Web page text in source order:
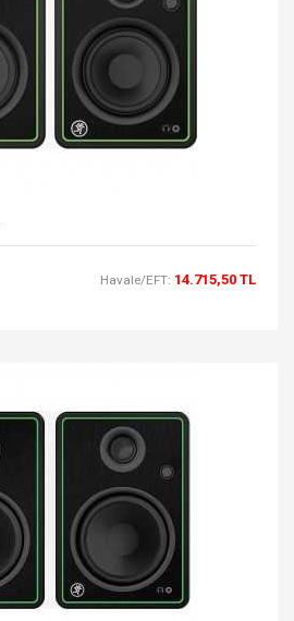
Havale/EFT: 14.715,50 TL